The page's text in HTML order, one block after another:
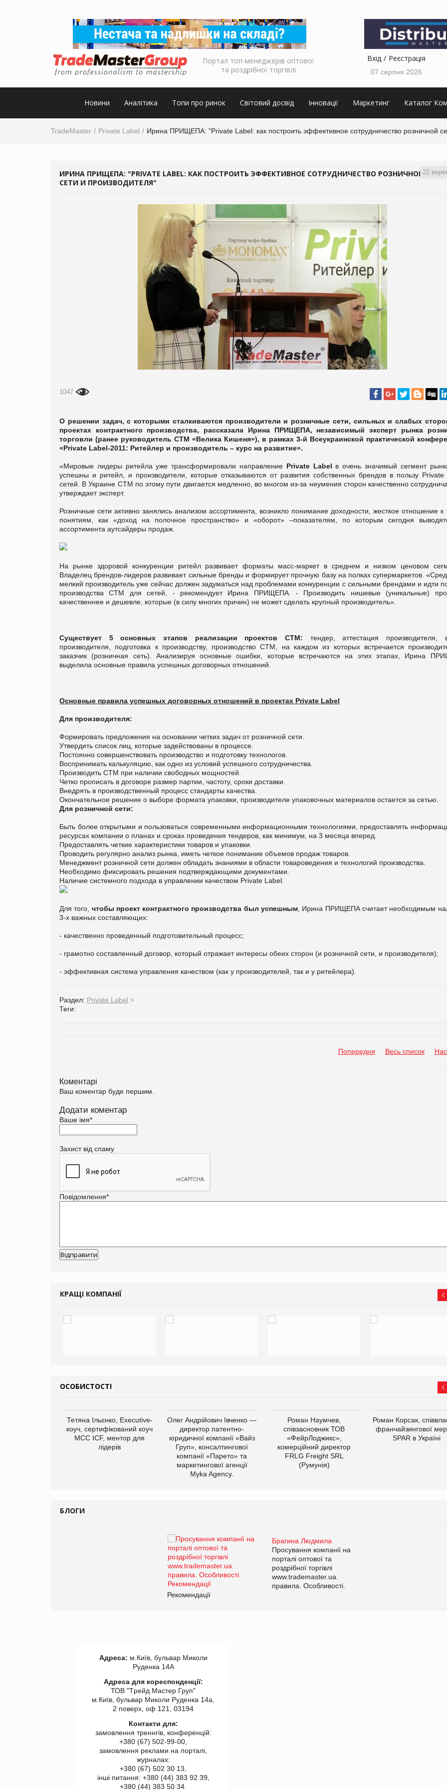
Портал топ-менеджерів оптової
та роздрібної торгівлі
Вхід Реєстрація
07 серпня 2026
Новини Аналітика Топи про ринок Світовий досвід Інновації Маркетинг Каталог
TradeMaster Private Label Ирина ПРИЩЕПА: "Private Label: как построить эффективное сотрудничество розничной
22
ИРИНА ПРИЩЕПА: "PRIVATE LABEL: КАК ПОСТРОИТЬ ЭФФЕКТИВНОЕ СОТРУДНИЧЕСТВО РОЗНИЧНОЙ
СЕТИ И ПРОИЗВОДИТЕЛЯ"
1047
О решении задач, с которыми сталкиваются производители и розничные сети, сильных и слабых
проектах контрактного производства, рассказала Ирина ПРИЩЕПА, независимый эксперт рынка
торговли (ранее руководитель СТМ «Велика Кишеня»), в рамках 3-й Всеукраинской практической
«Private Label-2011: Ритейлер и производитель – курс на развитие».
«Мировые лидеры ритейла уже трансформировали направление Private Label в очень значимый сегмент
успешны и ритейл, и производители, которые отказываются от развития собственных брендов в пользу Private
сетей. В Украине СТМ по этому пути двигается медленно, во многом из-за неумения сторон качественно
утверждает эксперт.
Розничные сети активно занялись анализом ассортимента, возникло понимание доходности, жесткое отношение к
понятиям, как «доход на полочное пространство» и «оборот» –показателям, по которым сегодня
ассортимента аутсайдеры продаж.
На рынке здоровой конкуренции ритейл развивает форматы масс-маркет в среднем и низком ценовом
Владелец брендов-лидеров развивает сильные бренды и формирует прочную базу на полках супермаркетов.
мелкий производитель уже сейчас должен задуматься над проблемами конкуренции с сильными брендами и идти
производства СТМ для сетей, - рекомендует Ирина ПРИЩЕПА. - Производить нишевые (уникальные)
качественнее и дешевле, которые (в силу многих причин) не может сделать крупный производитель».
Существует 5 основных этапов реализации проектов СТМ: тендер, аттестация производителя,
производителя, подготовка к производству, производство СТМ, на каждом из которых встречается
заказчик (розничная сеть). Анализируя основные ошибки, которые встречаются на этих этапах, Ирина
выделила основные правила успешных договорных отношений.
Основные правила успешных договорных отношений в проектах Private Label
Для производителя:
Формировать предложения на основании четких задач от розничной сети.
Утвердить список лиц, которые задействованы в процессе.
Постоянно совершенствовать производство и подготовку технологов.
Воспринимать калькуляцию, как одно из условий успешного сотрудничества.
Производить СТМ при наличии свободных мощностей.
Четко прописать в договоре размер партии, частоту, сроки доставки.
Внедрять в производственный процесс стандарты качества.
Окончательное решение о выборе формата упаковки, производителе упаковочных материалов остается за сетью.
Для розничной сети:
Быть более открытыми и пользоваться современными информационными технологиями, предоставлять
ресурсах компании о планах и сроках проведения тендеров, как минимум, на 3 месяца вперед.
Предоставлять четкие характеристики товаров и упаковки.
Проводить регулярно анализ рынка, иметь четкое понимание объемов продаж товаров.
Менеджмент розничной сети должен обладать знаниями в области товароведения и технологий производства.
Необходимо фиксировать решения подтверждающими документами.
Наличие системного подхода в управлении качеством Private Label.
Для того, чтобы проект контрактного производства был успешным , Ирина ПРИЩЕПА считает необходимым
3-х важных составляющих:
- качественно проведенный подготовительный процесс;
- грамотно составленный договор, который отражает интересы обеих сторон (и розничной сети, и производителя);
- эффективная система управления качеством (как у производителей, так и у ритейлера).
Раздел: Private Label >
Теги:
Попередня Весь список
Коментарі
Ваш коментар буде першим.
Додати коментар
Ваше імя*
Захист від спаму
Повідомлення*
КРАЩІ КОМПАНІЇ
ОСОБИСТОСТІ
Тетяна Ільєнко, Executive-
коуч, сертифікований коуч
МСС ICF, ментор для
лідерів
Олег Андрійович Івченко —
директор патентно-
юридичної компанії «Вайз
Груп», консалтингової
компанії «Парето» та
маркетингової агенції
Myka Agency.
Роман Наумчев,
співзасновник ТОВ
«ФейрЛоджикс»,
комерційний директор
FRLG Freight SRL
(Румунія)
Роман Корсак,
франчайзингової
SPAR в Україні
БЛОГИ
Брагина Людмила
Просування компанії на
порталі оптової та
роздрібної торгівлі
www.trademaster.ua.
правила. Особливості.
Рекомендації
Адреса: м.Київ, бульвар Миколи
Руденка 14А
Адреса для кореспонденції:
ТОВ "Tрейд Мастер Груп"
м.Київ, бульвар Миколи Руденка 14а,
2 поверх, оф 121, 03194
Контакти для:
замовлення треннгів, конференцій:
+380 (67) 502-99-00,
замовлення реклами на порталі,
журналах:
+380 (67) 502 30 13,
інші питання: +380 (44) 383 92 39,
+380 (44) 383 50 34.